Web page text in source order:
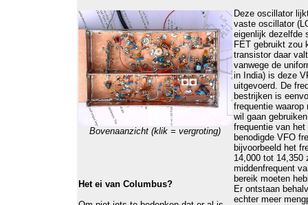
Bovenaanzicht (klik = vergroting)
Het ei van Columbus?
Deze oscillator
vaste oscillator
eigenlijk dezelfde
FET gebruikt zou
transistor daar
vanwege de
in India) is deze
uitgevoerd. De
bestrijken is
frequentie waarop
wil gaan
frequentie van
benodigde VFO
bijvoorbeeld het
14,000 tot 14,350
middenfrequent
bereik moeten
Er ontstaan
echter meer